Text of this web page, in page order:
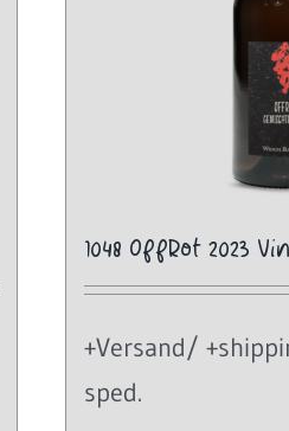
1048 OffRot 2023
+Versand/
sped.